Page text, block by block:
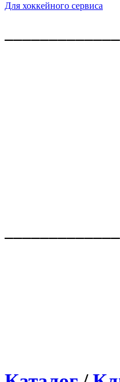
Для хоккейного сервиса